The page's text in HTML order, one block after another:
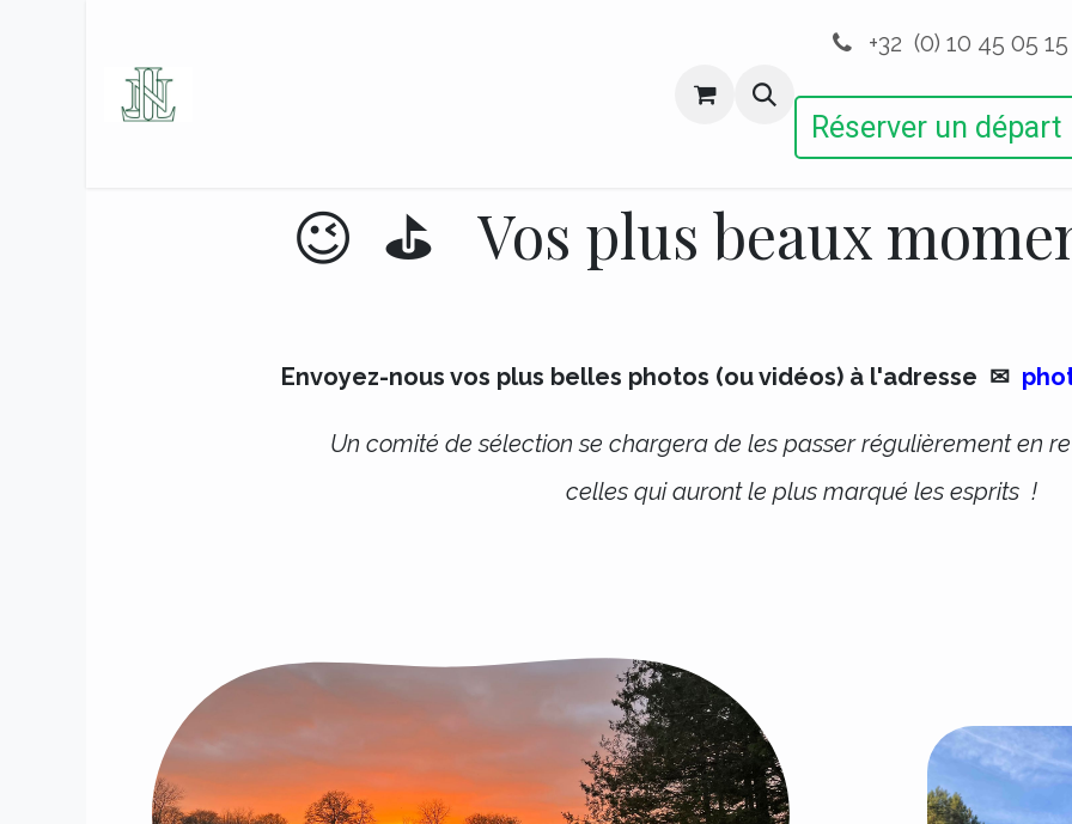
Autres Activités Devenir Membre
+32 (0) 10 45 05 15
Réserver un départ
😉 ⛳ Vos plus beaux
Envoyez-nous vos plus belles photos (ou vidéos) à l'adresse ✉
Un comité de sélection se chargera de les passer régulièrement en
celles qui auront le plus marqué les esprits !